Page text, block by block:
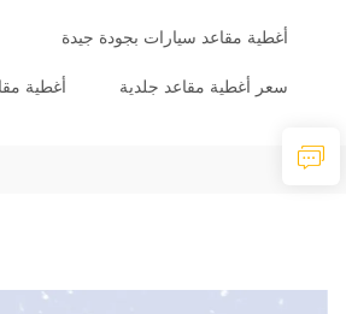
أغطية مقاعد سيارات بجودة جيدة
سعر أغطية مقاعد جلدية أغطية